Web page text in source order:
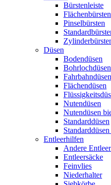
Bürstenleiste
Flächenbürsten
Pinselbürsten
Düsen
Bodendüsen
Bohrlochdüsen
Fahrbahndüsen
Flächendüsen
Nutendüsen
Nutendüsen
Standarddüsen
Entleerhilfen
Andere
Entleersäcke
Feinvlies
Niederhalter